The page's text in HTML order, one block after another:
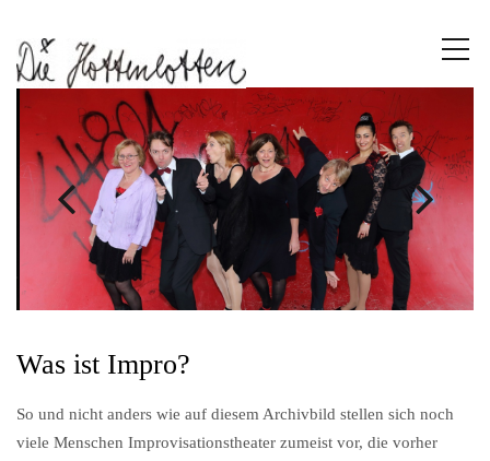
Was ist Impro?
So und nicht anders wie auf diesem Archivbild stellen sich noch
viele Menschen Improvisationstheater zumeist vor, die vorher